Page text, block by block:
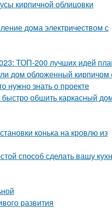
кирпичной облицовки
дома электричеством с
ТОП-200 лучших идей
дом обложенный кирпичом
нужно знать о проекте
обшить каркасный
конька на кровлю из
способ сделать вашу
развития